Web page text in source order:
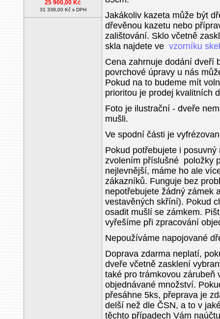
25 900,00 Kč
31 339,00 Kč s DPH
Jakákoliv kazeta může být
dřevěnou kazetu nebo
zalištování. Sklo včetně
skla najdete ve vzorníku skel
Cena zahrnuje dodání dveří
povrchové úpravy u nás
Pokud na to budeme mít
prioritou je prodej kvalitních
Foto je ilustrační - dveře
mušli.
Ve spodní části je
Pokud potřebujete i
zvolením příslušné položky
nejlevnější, máme ho ale
zákazníků. Funguje bez
nepotřebujete žádný zámek
vestavěných skříní). Pokud
osadit mušlí se zámkem.
vyřešíme při zpracování
Nepoužíváme napojované
Doprava zdarma neplatí,
dveře včetně zasklení
také pro trámkovou zárubeň
objednávané množství.
přesáhne 5ks, přeprava je
delší než dle ČSN, a to v
těchto případech Vám